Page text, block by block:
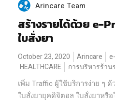
Arincare Team
สร้างรายได้ด้วย e-
ใบสั่งยา
October 23, 2020 Arincare
HEALTHCARE
การบริหารร้าน
เพิ่ม Traffic ผู้ใช้บริการง่าย ๆ ด้
ใบสั่งยายุคดิจิตอล ใบสั่งยาหรื